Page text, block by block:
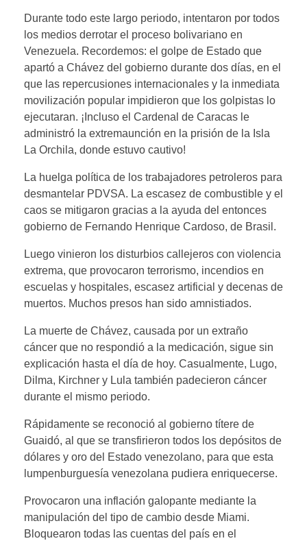
Durante todo este largo periodo, intentaron por todos
los medios derrotar el proceso bolivariano en
Venezuela. Recordemos: el golpe de Estado que
apartó a Chávez del gobierno durante dos días, en el
que las repercusiones internacionales y la inmediata
movilización popular impidieron que los golpistas lo
ejecutaran. ¡Incluso el Cardenal de Caracas le
administró la extremaunción en la prisión de la Isla
La Orchila, donde estuvo cautivo!
La huelga política de los trabajadores petroleros para
desmantelar PDVSA. La escasez de combustible y el
caos se mitigaron gracias a la ayuda del entonces
gobierno de Fernando Henrique Cardoso, de Brasil.
Luego vinieron los disturbios callejeros con violencia
extrema, que provocaron terrorismo, incendios en
escuelas y hospitales, escasez artificial y decenas de
muertos. Muchos presos han sido amnistiados.
La muerte de Chávez, causada por un extraño
cáncer que no respondió a la medicación, sigue sin
explicación hasta el día de hoy. Casualmente, Lugo,
Dilma, Kirchner y Lula también padecieron cáncer
durante el mismo periodo.
Rápidamente se reconoció al gobierno títere de
Guaidó, al que se transfirieron todos los depósitos de
dólares y oro del Estado venezolano, para que esta
lumpenburguesía venezolana pudiera enriquecerse.
Provocaron una inflación galopante mediante la
manipulación del tipo de cambio desde Miami.
Bloquearon todas las cuentas del país en el